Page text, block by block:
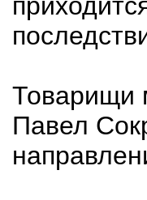
Товарищи
Павел